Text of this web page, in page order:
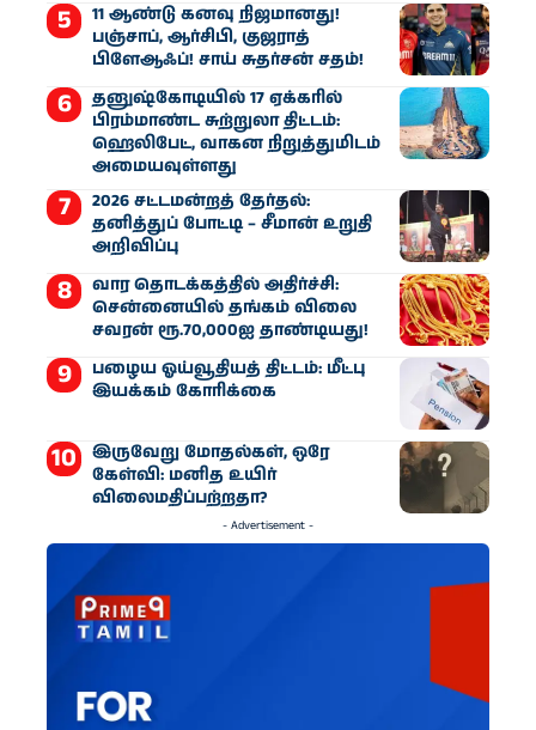
11 ஆண்டு கனவு நிஜமானது!
பஞ்சாப், ஆர்சிபி, குஜராத்
பிளேஆஃப்! சாய் சுதர்சன் சதம்!
தனுஷ்கோடியில் 17 ஏக்கரில்
பிரம்மாண்ட சுற்றுலா திட்டம்:
ஹெலிபேட், வாகன நிறுத்துமிடம்
அமையவுள்ளது
2026 சட்டமன்றத் தேர்தல்:
தனித்துப் போட்டி – சீமான் உறுதி
அறிவிப்பு
வார தொடக்கத்தில் அதிர்ச்சி:
சென்னையில் தங்கம் விலை
சவரன் ரூ.70,000ஐ தாண்டியது!
பழைய ஓய்வூதியத் திட்டம்: மீட்பு
இயக்கம் கோரிக்கை
இருவேறு மோதல்கள், ஒரே
கேள்வி: மனித உயிர்
விலைமதிப்பற்றதா?
- Advertisement -